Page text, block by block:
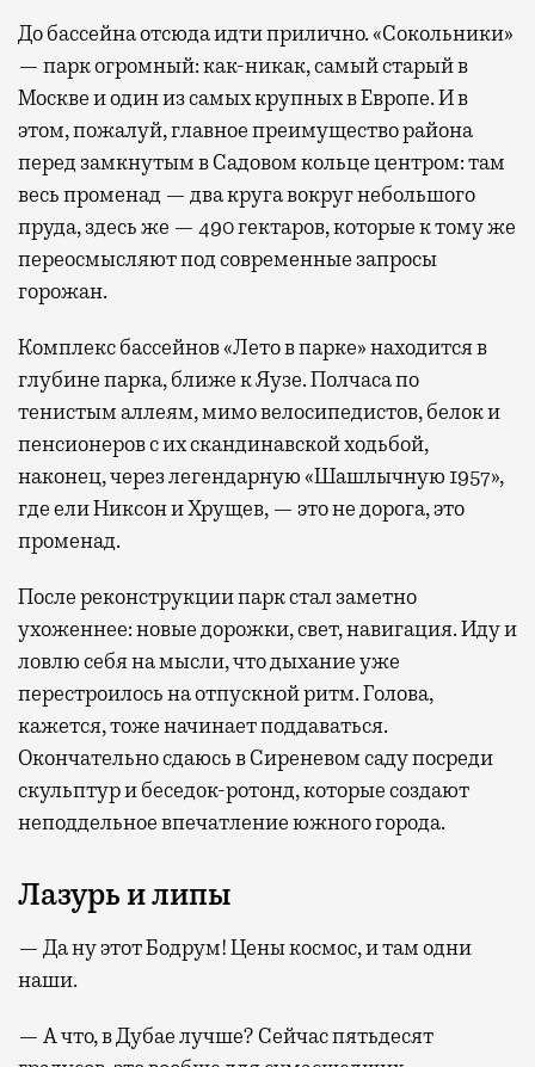
До бассейна отсюда идти прилично. «Сокольники»
— парк огромный: как-никак, самый старый в
Москве и один из самых крупных в Европе. И в
этом, пожалуй, главное преимущество района
перед замкнутым в Садовом кольце центром: там
весь променад — два круга вокруг небольшого
пруда, здесь же — 490 гектаров, которые к тому же
переосмысляют под современные запросы
горожан.
Комплекс бассейнов «Лето в парке» находится в
глубине парка, ближе к Яузе. Полчаса по
тенистым аллеям, мимо велосипедистов, белок и
пенсионеров с их скандинавской ходьбой,
наконец, через легендарную «Шашлычную 1957»,
где ели Никсон и Хрущев, — это не дорога, это
променад.
После реконструкции парк стал заметно
ухоженнее: новые дорожки, свет, навигация. Иду и
ловлю себя на мысли, что дыхание уже
перестроилось на отпускной ритм. Голова,
кажется, тоже начинает поддаваться.
Окончательно сдаюсь в Сиреневом саду посреди
скульптур и беседок-ротонд, которые создают
неподдельное впечатление южного города.
Лазурь и липы
— Да ну этот Бодрум! Цены космос, и там одни
наши.
— А что, в Дубае лучше? Сейчас пятьдесят